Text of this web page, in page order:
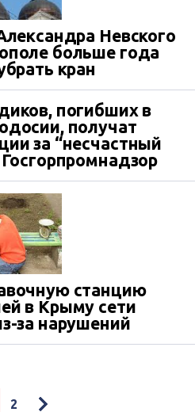
Невского
больше года
кран
погибших в
получат
за “несчастный
Госгорпромнадзор
станцию
в Крыму сети
за нарушений
2